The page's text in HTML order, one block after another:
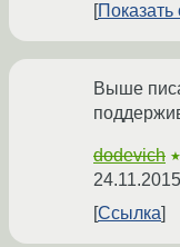
Показать
Выше
dodevich ★
Ссылка